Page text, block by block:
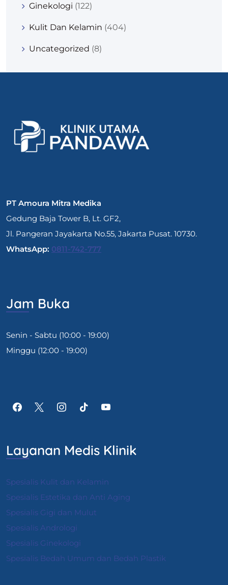
Ginekologi (122)
Kulit Dan Kelamin (404)
Uncategorized (8)
PT Amoura Mitra Medika
Gedung Baja Tower B, Lt. GF2,
Jl. Pangeran Jayakarta No.55, Jakarta Pusat. 10730.
WhatsApp: 0811-742-777
Jam Buka
Senin - Sabtu (10:00 - 19:00)
Minggu (12:00 - 19:00)
Layanan Medis Klinik
Spesialis Kulit dan Kelamin
Spesialis Estetika dan Anti Aging
Spesialis Gigi dan Mulut
Spesialis Andrologi
Spesialis Ginekologi
Spesialis Bedah Umum dan Bedah Plastik